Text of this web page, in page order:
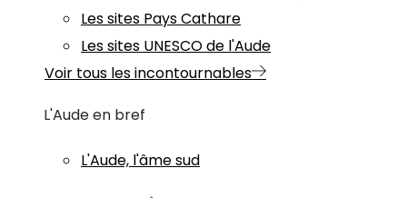
Les sites Pays Cathare
Les sites UNESCO de l'Aude
Voir tous les incontournables
L'Aude en bref
L'Aude, l'âme sud